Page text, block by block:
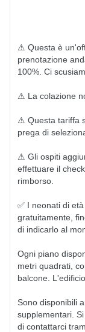
⚠ Questa è
prenotazione
100%. Ci
⚠ La colazione
⚠ Questa tariffa
prega di
⚠ Gli ospiti
effettuare il
rimborso.
✅ I neonati di
gratuitamente,
di indicarlo al
Ogni piano
metri quadrati,
balcone.
Sono disponibili
supplementari.
di contattarci